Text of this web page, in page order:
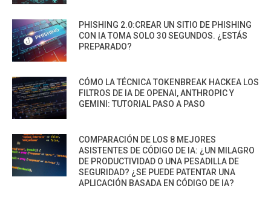
PHISHING 2.0:CREAR UN SITIO DE PHISHING
CON IA TOMA SOLO 30 SEGUNDOS. ¿ESTÁS
PREPARADO?
CÓMO LA TÉCNICA TOKENBREAK HACKEA LOS
FILTROS DE IA DE OPENAI, ANTHROPIC Y
GEMINI: TUTORIAL PASO A PASO
COMPARACIÓN DE LOS 8 MEJORES
ASISTENTES DE CÓDIGO DE IA: ¿UN MILAGRO
DE PRODUCTIVIDAD O UNA PESADILLA DE
SEGURIDAD? ¿SE PUEDE PATENTAR UNA
APLICACIÓN BASADA EN CÓDIGO DE IA?